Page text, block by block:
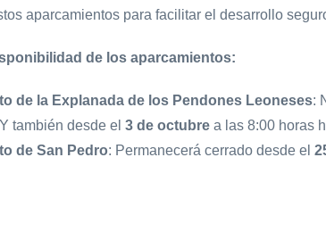
aparcamientos para facilitar el desarrollo
de los aparcamientos:
de la Explanada de los Pendones Leoneses:
también desde el 3 de octubre a las 8:00 horas
de San Pedro: Permanecerá cerrado desde el